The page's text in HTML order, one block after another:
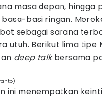
masa depan, hingga
basi ringan.
sebagai sarana
utuh. Berikut lima tipe
deep talkbersama
ini menempatkan